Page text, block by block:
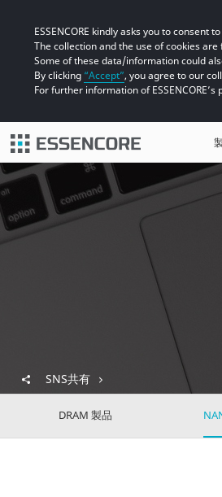
ESSENCORE kindly asks you to
The collection and the use of cookies
Some of these data/information could
By clicking “Accept”, you agree to our
For further information of
SNS共有
DRAM 製品